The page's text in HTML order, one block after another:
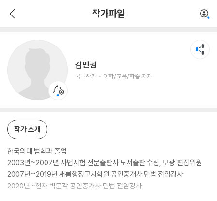
작가파일
김민권
국내작가 어학/교육/학습 저자
어학/교육/학습 저자
작가 소개
한국외대 법학과 졸업
2003년~2007년 사법시험 전문출판사 도서출판 수림, 보광 편집위원
2007년~2019년 새롬행정고시학원 공인중개사 민법 전임강사
2020년~현재 박문각 공인중개사 민법 전임강사